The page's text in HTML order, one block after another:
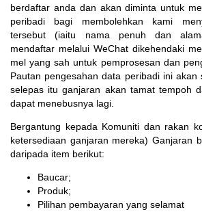
berdaftar anda dan akan diminta untuk
peribadi bagi membolehkan kami
tersebut (iaitu nama penuh dan
mendaftar melalui WeChat dikehendaki
mel yang sah untuk pemprosesan dan
Pautan pengesahan data peribadi ini akan
selepas itu ganjaran akan tamat tempoh
dapat menebusnya lagi.
Bergantung kepada Komuniti dan rakan
ketersediaan ganjaran mereka) Ganjaran
daripada item berikut:
Baucar;
Produk;
Pilihan pembayaran yang selamat